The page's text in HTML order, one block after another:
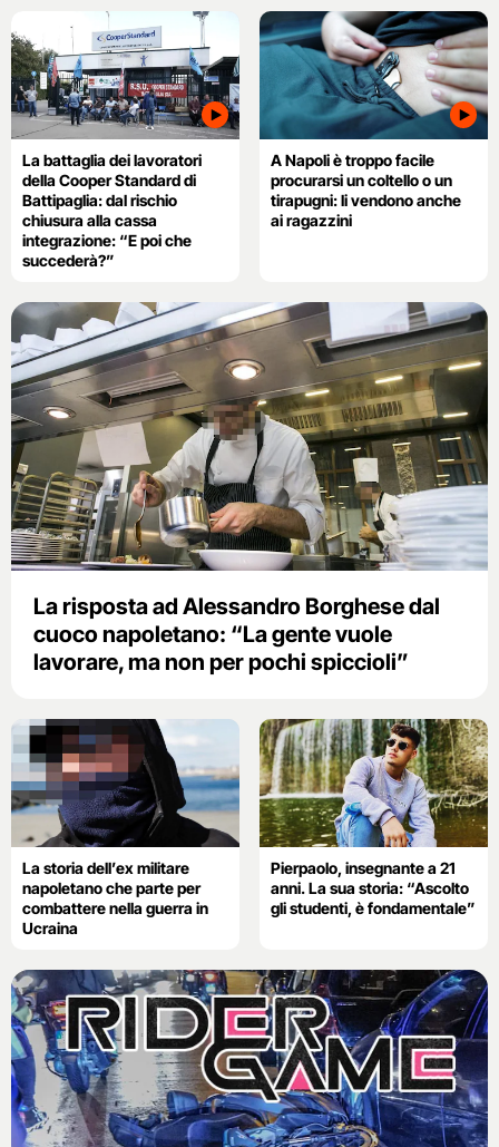
La battaglia dei lavoratori
della Cooper Standard di
Battipaglia: dal rischio
chiusura alla cassa
integrazione: “E poi che
succederà?”
A Napoli è troppo facile
procurarsi un coltello o un
tirapugni: li vendono anche
ai ragazzini
La risposta ad Alessandro Borghese dal
cuoco napoletano: “La gente vuole
lavorare, ma non per pochi spiccioli”
La storia dell’ex militare
napoletano che parte per
combattere nella guerra in
Ucraina
Pierpaolo, insegnante a 21
anni. La sua storia: “Ascolto
gli studenti, è fondamentale”